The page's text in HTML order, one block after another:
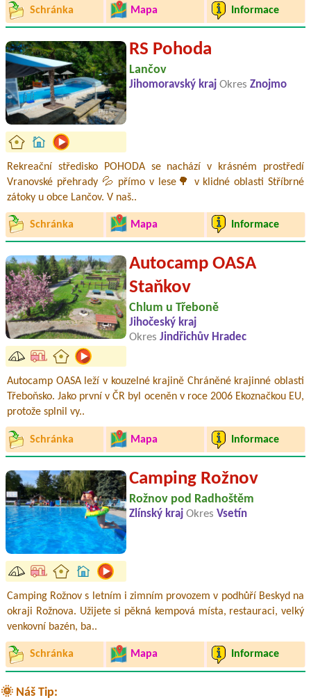
Schránka Mapa Informace
RS Pohoda
Lančov
Jihomoravský kraj Okres Znojmo
Rekreační středisko POHODA se nachází v krásném prostředí
Vranovské přehrady 💦 přímo v lese🌳 v klidné oblasti Stříbrné
zátoky u obce Lančov. V naš..
Schránka Mapa Informace
Autocamp OASA
Staňkov
Chlum u Třeboně
Jihočeský kraj
Okres Jindřichův Hradec
Autocamp OASA leží v kouzelné krajině Chráněné krajinné oblasti
Třeboňsko. Jako první v ČR byl oceněn v roce 2006 Ekoznačkou EU,
protože splnil vy..
Schránka Mapa Informace
Camping Rožnov
Rožnov pod Radhoštěm
Zlínský kraj Okres Vsetín
Camping Rožnov s letním i zimním provozem v podhůří Beskyd na
okraji Rožnova. Užijete si pěkná kempová místa, restauraci, velký
venkovní bazén, ba..
Schránka Mapa Informace
🌞 Náš Tip: